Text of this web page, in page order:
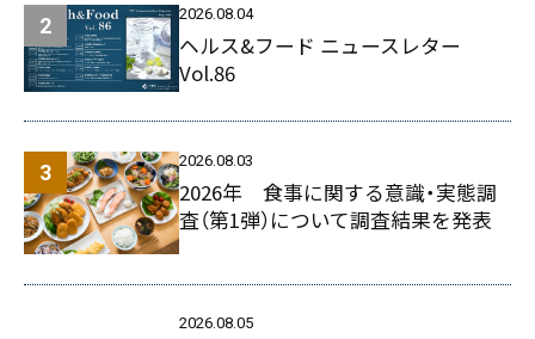
2026.08.04
ヘルス&フード ニュースレター
Vol.86
2026.08.03
2026年 食事に関する意識・実態調
査（第1弾）について調査結果を発表
2026.08.05